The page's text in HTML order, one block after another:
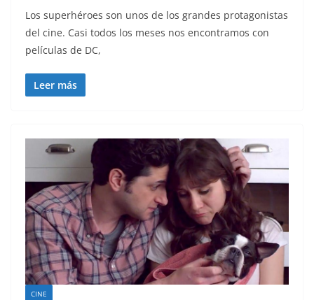
Los superhéroes son unos de los grandes protagonistas
del cine. Casi todos los meses nos encontramos con
películas de DC,
Leer más
CINE